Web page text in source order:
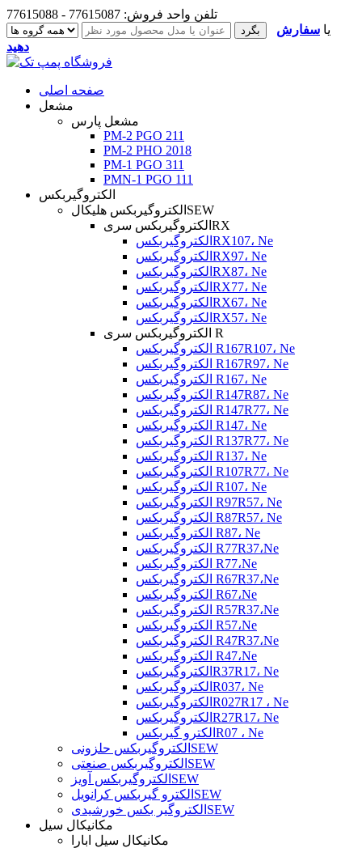
تلفن واحد فروش: 77615087 - 77615088
یا سفارش
دهید
صفحه اصلی
مشعل
مشعل پارس
PM-2 PGO 211
PM-2 PHO 2018
PM-1 PGO 311
PMN-1 PGO 111
الکتروگیربکس
الکتروگیربکس هلیکالSEW
الکتروگیربکس سریRX
الکتروگیربکسRX107، Ne
الکتروگیربکسRX97، Ne
الکتروگیربکسRX87، Ne
الکتروگیربکسRX77، Ne
الکتروگیربکسRX67، Ne
الکتروگیربکسRX57، Ne
الکتروگیربکس سری R
الکتروگیربکس R167R107، Ne
الکتروگیربکس R167R97، Ne
الکتروگیربکس R167، Ne
الکتروگیربکس R147R87، Ne
الکتروگیربکس R147R77، Ne
الکتروگیربکس R147، Ne
الکتروگیربکس R137R77، Ne
الکتروگیربکس R137، Ne
الکتروگیربکس R107R77، Ne
الکتروگیربکس R107، Ne
الکتروگیربکس R97R57، Ne
الکتروگیربکس R87R57، Ne
الکتروگیربکس R87، Ne
الکتروگیربکس R77R37،Ne
الکتروگیربکس R77،Ne
الکتروگیربکس R67R37،Ne
الکتروگیربکس R67،Ne
الکتروگیربکس R57R37،Ne
الکتروگیربکس R57،Ne
الکتروگیربکس R47R37،Ne
الکتروگیربکس R47،Ne
الکتروگیربکسR37R17، Ne
الکتروگیربکسR037، Ne
الکتروگیربکسR027R17 ، Ne
الکتروگیربکسR27R17، Ne
الکترو گیربکسR07 ، Ne
الکتروگیربکس حلزونیSEW
الکتروگیربکس صنعتیSEW
الکتروگیربکس آویزSEW
الکترو گیربکس کرانویلSEW
الکتروگیر بکس خورشیدیSEW
مکانیکال سیل
مکانیکال سیل ابارا